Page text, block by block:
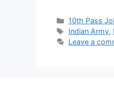
Categories
10th Pass
Tags
Indian Army,
Leave a